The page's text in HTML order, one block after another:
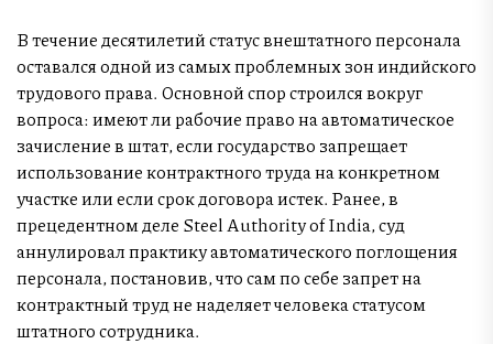
В течение десятилетий статус внештатного персонала
оставался одной из самых проблемных зон индийского
трудового права. Основной спор строился вокруг
вопроса: имеют ли рабочие право на автоматическое
зачисление в штат, если государство запрещает
использование контрактного труда на конкретном
участке или если срок договора истек. Ранее, в
прецедентном деле Steel Authority of India, суд
аннулировал практику автоматического поглощения
персонала, постановив, что сам по себе запрет на
контрактный труд не наделяет человека статусом
штатного сотрудника.